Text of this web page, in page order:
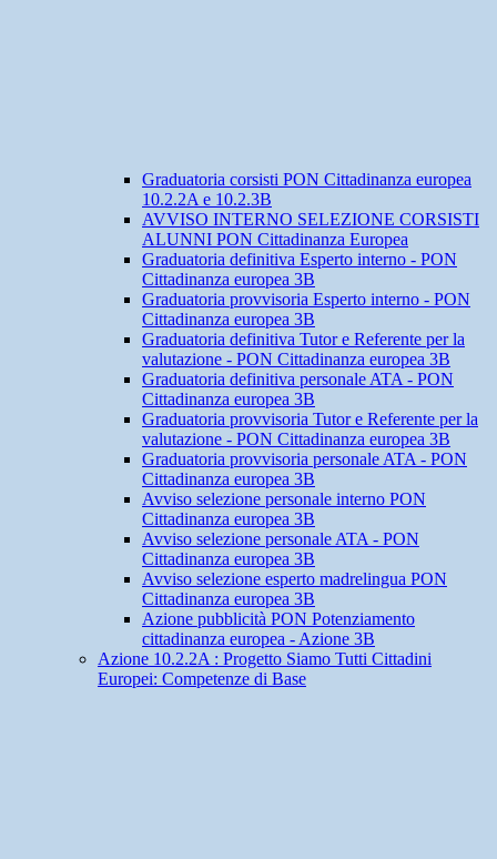
Graduatoria corsisti PON Cittadinanza europea
10.2.2A e 10.2.3B
AVVISO INTERNO SELEZIONE CORSISTI
ALUNNI PON Cittadinanza Europea
Graduatoria definitiva Esperto interno - PON
Cittadinanza europea 3B
Graduatoria provvisoria Esperto interno - PON
Cittadinanza europea 3B
Graduatoria definitiva Tutor e Referente per la
valutazione - PON Cittadinanza europea 3B
Graduatoria definitiva personale ATA - PON
Cittadinanza europea 3B
Graduatoria provvisoria Tutor e Referente per la
valutazione - PON Cittadinanza europea 3B
Graduatoria provvisoria personale ATA - PON
Cittadinanza europea 3B
Avviso selezione personale interno PON
Cittadinanza europea 3B
Avviso selezione personale ATA - PON
Cittadinanza europea 3B
Avviso selezione esperto madrelingua PON
Cittadinanza europea 3B
Azione pubblicità PON Potenziamento
cittadinanza europea - Azione 3B
Azione 10.2.2A : Progetto Siamo Tutti Cittadini
Europei: Competenze di Base